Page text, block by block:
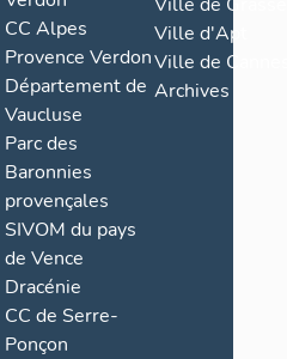
CC Alpes
Provence Verdon
Département de
Vaucluse
Parc des
Baronnies
provençales
SIVOM du pays
de Vence
Dracénie
CC de Serre-
Ponçon
Ville d'Apt
Ville de
Archives